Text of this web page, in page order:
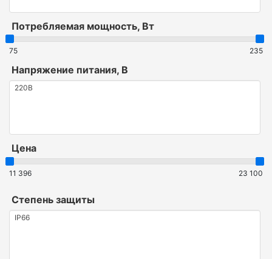
Потребляемая мощность, Вт
75 235
Напряжение питания, В
Цена
11 396 23 100
Степень защиты